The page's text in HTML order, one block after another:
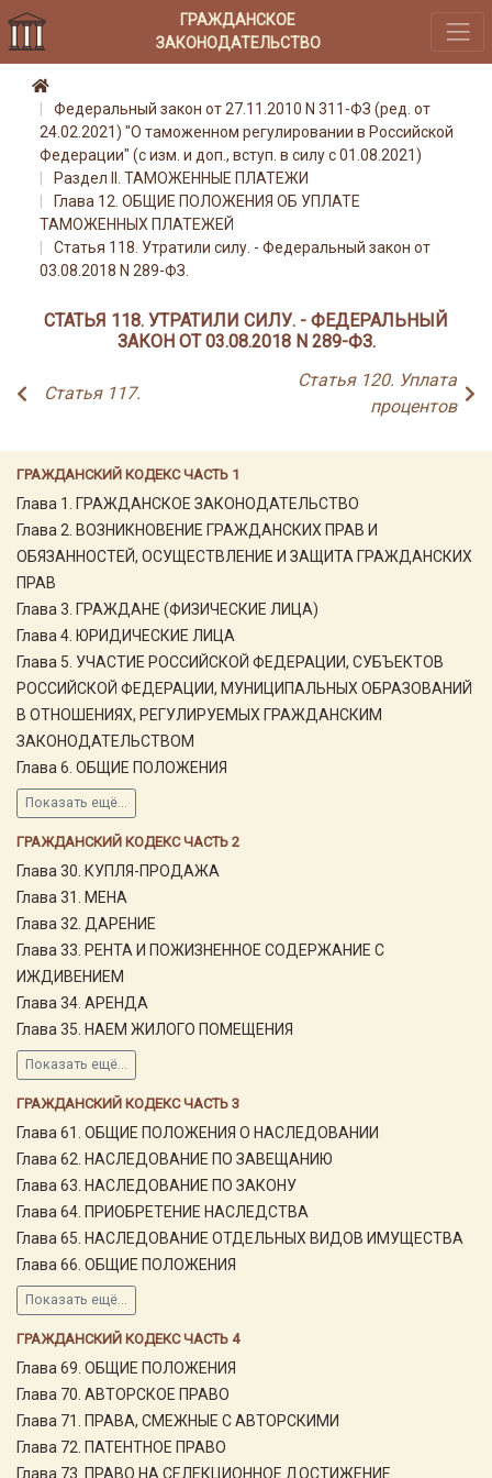
ГРАЖДАНСКОЕ
ЗАКОНОДАТЕЛЬСТВО
ГРАЖДАНСКИЙ КОДЕКС ЧАСТЬ 1
Глава 1. ГРАЖДАНСКОЕ ЗАКОНОДАТЕЛЬСТВО
Глава 2. ВОЗНИКНОВЕНИЕ ГРАЖДАНСКИХ ПРАВ И
ОБЯЗАННОСТЕЙ, ОСУЩЕСТВЛЕНИЕ И ЗАЩИТА ГРАЖДАНСКИХ
ПРАВ
Глава 3. ГРАЖДАНЕ (ФИЗИЧЕСКИЕ ЛИЦА)
Глава 4. ЮРИДИЧЕСКИЕ ЛИЦА
Глава 5. УЧАСТИЕ РОССИЙСКОЙ ФЕДЕРАЦИИ, СУБЪЕКТОВ
РОССИЙСКОЙ ФЕДЕРАЦИИ, МУНИЦИПАЛЬНЫХ ОБРАЗОВАНИЙ
В ОТНОШЕНИЯХ, РЕГУЛИРУЕМЫХ ГРАЖДАНСКИМ
ЗАКОНОДАТЕЛЬСТВОМ
Глава 6. ОБЩИЕ ПОЛОЖЕНИЯ
Показать ещё...
ГРАЖДАНСКИЙ КОДЕКС ЧАСТЬ 2
Глава 30. КУПЛЯ-ПРОДАЖА
Глава 31. МЕНА
Глава 32. ДАРЕНИЕ
Глава 33. РЕНТА И ПОЖИЗНЕННОЕ СОДЕРЖАНИЕ С
ИЖДИВЕНИЕМ
Глава 34. АРЕНДА
Глава 35. НАЕМ ЖИЛОГО ПОМЕЩЕНИЯ
Показать ещё...
ГРАЖДАНСКИЙ КОДЕКС ЧАСТЬ 3
Глава 61. ОБЩИЕ ПОЛОЖЕНИЯ О НАСЛЕДОВАНИИ
Глава 62. НАСЛЕДОВАНИЕ ПО ЗАВЕЩАНИЮ
Глава 63. НАСЛЕДОВАНИЕ ПО ЗАКОНУ
Глава 64. ПРИОБРЕТЕНИЕ НАСЛЕДСТВА
Глава 65. НАСЛЕДОВАНИЕ ОТДЕЛЬНЫХ ВИДОВ ИМУЩЕСТВА
Глава 66. ОБЩИЕ ПОЛОЖЕНИЯ
Показать ещё...
ГРАЖДАНСКИЙ КОДЕКС ЧАСТЬ 4
Глава 69. ОБЩИЕ ПОЛОЖЕНИЯ
Глава 70. АВТОРСКОЕ ПРАВО
Глава 71. ПРАВА, СМЕЖНЫЕ С АВТОРСКИМИ
Глава 72. ПАТЕНТНОЕ ПРАВО
Глава 73. ПРАВО НА СЕЛЕКЦИОННОЕ ДОСТИЖЕНИЕ
Федеральный закон от 27.11.2010 N 311-ФЗ (ред. от
24.02.2021) "О таможенном регулировании в Российской
Федерации" (с изм. и доп., вступ. в силу с 01.08.2021)
Раздел II. ТАМОЖЕННЫЕ ПЛАТЕЖИ
Глава 12. ОБЩИЕ ПОЛОЖЕНИЯ ОБ УПЛАТЕ
ТАМОЖЕННЫХ ПЛАТЕЖЕЙ
Статья 118. Утратили силу. - Федеральный закон от
03.08.2018 N 289-ФЗ.
СТАТЬЯ 118. УТРАТИЛИ СИЛУ. - ФЕДЕРАЛЬНЫЙ
ЗАКОН ОТ 03.08.2018 N 289-ФЗ.
Статья 117.
Статья 120. Уплата
процентов